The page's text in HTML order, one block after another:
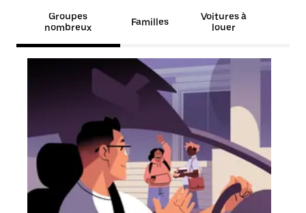
Groupes
nombreux
Familles
Voitures à
louer